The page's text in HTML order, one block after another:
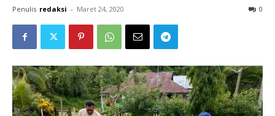
Penulis redaksi - Maret 24, 2020 0